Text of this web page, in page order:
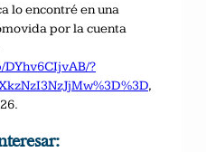
lo encontré en una
por la cuenta
?
,